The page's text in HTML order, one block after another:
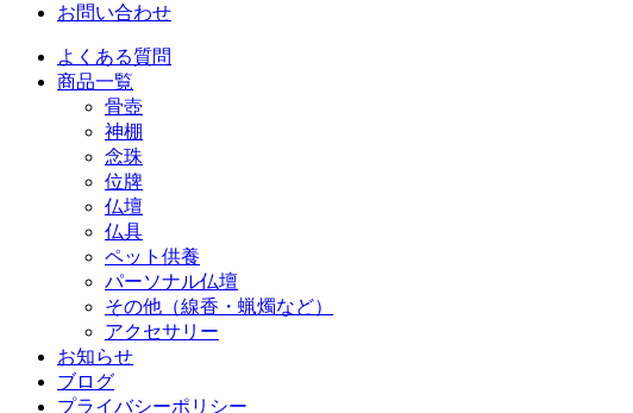
お問い合わせ
よくある質問
商品一覧
骨壺
神棚
念珠
位牌
仏壇
仏具
ペット供養
パーソナル仏壇
その他（線香・蝋燭など）
アクセサリー
お知らせ
ブログ
プライバシーポリシー